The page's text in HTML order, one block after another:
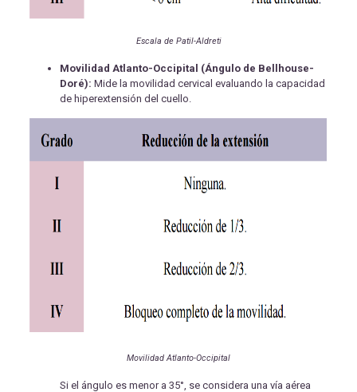
Escala de Patil-Aldreti
Movilidad Atlanto-Occipital (Ángulo de Bellhouse-
Doré): Mide la movilidad cervical evaluando la capacidad
de hiperextensión del cuello.
Movilidad Atlanto-Occipital
Si el ángulo es menor a 35°, se considera una vía aérea